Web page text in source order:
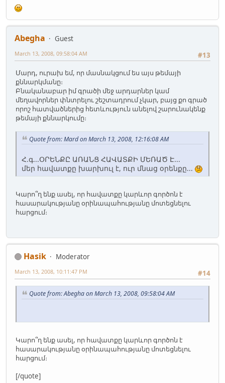
Abegha
Guest
#13
March 13, 2008, 09:58:04 AM
Մարդ, ուրախ եմ, որ մասնակցում ես այս թեմայի
քննարկմանը։
Բնականաբար իմ գրածի մեջ արդարներ կամ
մեղավորներ փնտրելու շեշտադրում չկար, բայց քո գրած
որոշ հատվածներից հետևություն անելով շարունակենք
թեմայի քննարկումը։
Quote from: Mard on March 13, 2008, 12:16:08 AM
Հ.գ...ՕՐԵՆՔԸ ԱՌԱՆՑ ՀԱՎԱՏՔԻ ՄԵՌԱԾ Է...
մեր հավատքը խարխուլ է, ուր մնաց օրենքը...
Կարո՞ղ ենք ասել, որ հավատքը կարևոր գործոն է
հասարակությանը օրինապահությանը մոտեցնելու
հարցում։
Hasik
Moderator
#14
March 13, 2008, 10:11:47 PM
Quote from: Abegha on March 13, 2008, 09:58:04 AM
Կարո՞ղ ենք ասել, որ հավատքը կարևոր գործոն է
հասարակությանը օրինապահությանը մոտեցնելու
հարցում։
[/quote]